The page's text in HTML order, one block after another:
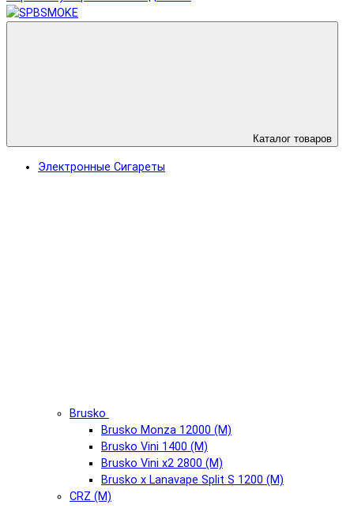
Каталог товаров
Электронные Сигареты
Brusko
Brusko Monza 12000 (М)
Brusko Vini 1400 (М)
Brusko Vini x2 2800 (М)
Brusko x Lanavape Split S 1200 (М)
CRZ (М)